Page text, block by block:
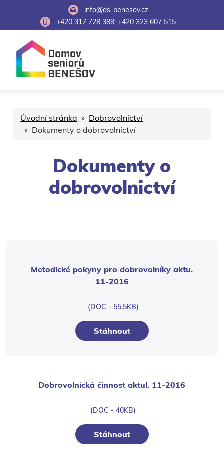
info@ds-benesov.cz
+420 317 728 388; +420 323 607 515
Úvodní stránka » Dobrovolnictví
» Dokumenty o dobrovolnictví
Dokumenty o
dobrovolnictví
Metodické pokyny pro dobrovolníky aktu.
11-2016
(DOC - 55.5KB)
Stáhnout
Dobrovolnická činnost aktul. 11-2016
(DOC - 40KB)
Stáhnout